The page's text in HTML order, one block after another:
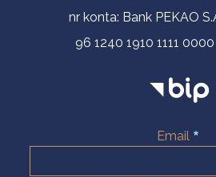
nr konta: Bank PEKAO
96 1240 1910 1111
Email